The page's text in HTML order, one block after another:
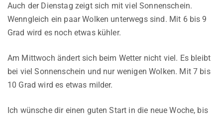
Auch der Dienstag zeigt sich mit viel Sonnenschein.
Wenngleich ein paar Wolken unterwegs sind. Mit 6 bis 9
Grad wird es noch etwas kühler.
Am Mittwoch ändert sich beim Wetter nicht viel. Es bleibt
bei viel Sonnenschein und nur wenigen Wolken. Mit 7 bis
10 Grad wird es etwas milder.
Ich wünsche dir einen guten Start in die neue Woche, bis